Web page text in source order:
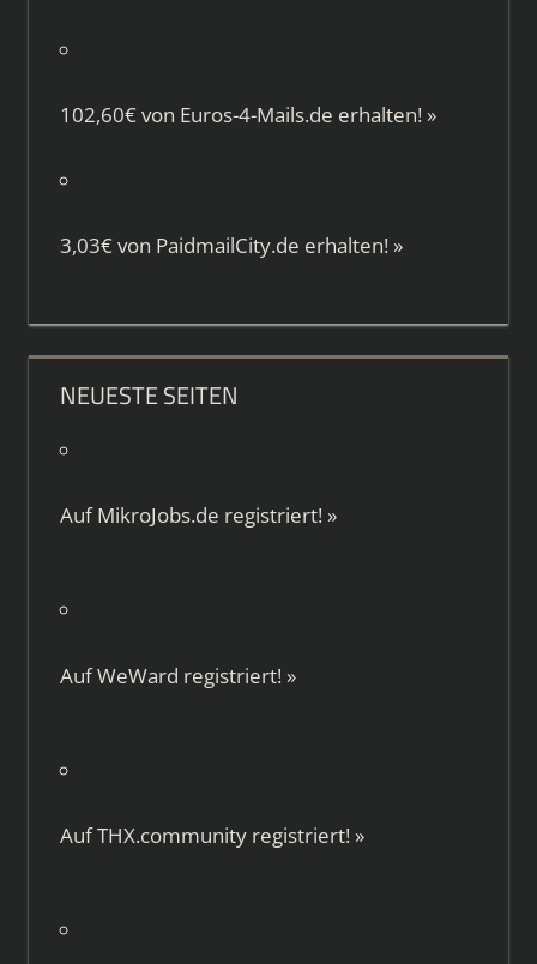
102,60€ von Euros-4-Mails.de erhalten! »
3,03€ von PaidmailCity.de erhalten! »
NEUESTE SEITEN
AufMikroJobs.de registriert! »
AufWeWard registriert! »
AufTHX.communityregistriert! »